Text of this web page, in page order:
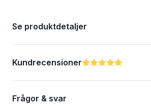
Med sensor
Se produktdetaljer
KundrecensionerBetyg:
5.0 utav 5 stjärnor
Frågor & svar